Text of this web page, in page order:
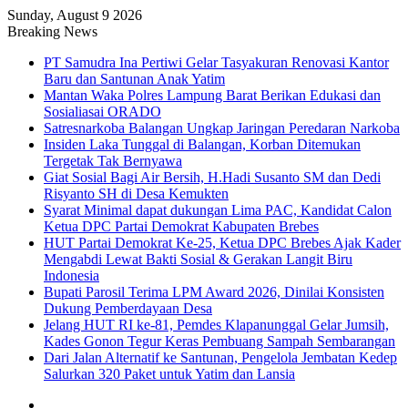
Sunday, August 9 2026
Breaking News
PT Samudra Ina Pertiwi Gelar Tasyakuran Renovasi Kantor
Baru dan Santunan Anak Yatim
Mantan Waka Polres Lampung Barat Berikan Edukasi dan
Sosialiasai ORADO
Satresnarkoba Balangan Ungkap Jaringan Peredaran Narkoba
Insiden Laka Tunggal di Balangan, Korban Ditemukan
Tergetak Tak Bernyawa
Giat Sosial Bagi Air Bersih, H.Hadi Susanto SM dan Dedi
Risyanto SH di Desa Kemukten
Syarat Minimal dapat dukungan Lima PAC, Kandidat Calon
Ketua DPC Partai Demokrat Kabupaten Brebes
HUT Partai Demokrat Ke-25, Ketua DPC Brebes Ajak Kader
Mengabdi Lewat Bakti Sosial & Gerakan Langit Biru
Indonesia
Bupati Parosil Terima LPM Award 2026, Dinilai Konsisten
Dukung Pemberdayaan Desa
Jelang HUT RI ke-81, Pemdes Klapanunggal Gelar Jumsih,
Kades Gonon Tegur Keras Pembuang Sampah Sembarangan
Dari Jalan Alternatif ke Santunan, Pengelola Jembatan Kedep
Salurkan 320 Paket untuk Yatim dan Lansia